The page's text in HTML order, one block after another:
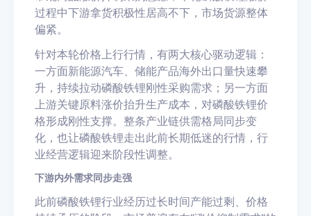
过程中下游拿货积极性居高不下，市场货源整体
偏紧。
针对本轮价格上行行情，有两大核心驱动逻辑：
一方面新能源汽车、储能产品海外出口量快速攀
升，持续拉动磷酸铁锂刚性采购需求；另一方面
上游关键原料涨价抬升生产成本，对磷酸铁锂价
格形成刚性支撑。整条产业链供需格局同步变
化，也让磷酸铁锂走出此前长期低迷的行情，行
业经营逻辑迎来阶段性调整。
下游内外需求同步走强
此前磷酸铁锂行业经历过长时间产能过剩、价格